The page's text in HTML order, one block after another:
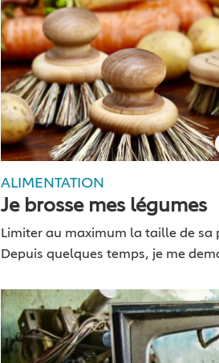
ALIMENTATION
Je brosse mes légumes
Limiter au maximum la taille de sa
Depuis quelques temps, je me
taille de mes poubelles.​ Pourtant,